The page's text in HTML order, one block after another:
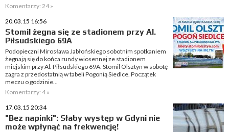
Komentarzy: 24 »
20.03.15 16:56
Stomil żegna się ze stadionem przy Al.
Piłsudskiego 69A
Podopieczni Mirosława Jabłońskiego sobotnim spotkaniem
żegnają się do końca rundy wiosennej ze stadionem
miejskim przy Al. Piłsudskiego 69A. Stomil Olsztyn w sobotę
zagra z przedostatnią w tabeli Pogonią Siedlce. Początek
meczu o godzinie...
Komentarzy: 4 »
17.03.15 20:34
"Bez napinki": Słaby występ w Gdyni nie
może wpłynąć na frekwencję!